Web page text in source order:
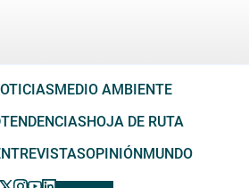
MEDIO AMBIENTE
TENDENCIAS HOJA DE RUTA
OPINIÓN MUNDO